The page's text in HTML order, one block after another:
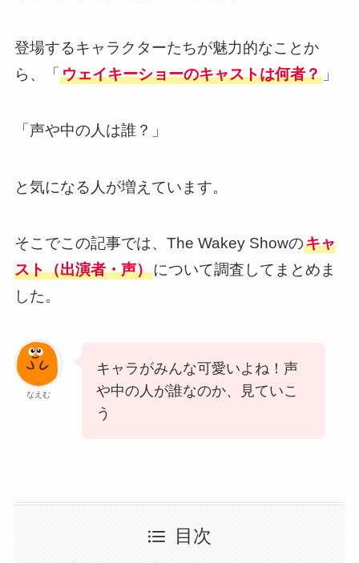
登場するキャラクターたちが魅力的なことか
ら、「ウェイキーショーのキャストは何者？」
「声や中の人は誰？」
と気になる人が増えています。
そこでこの記事では、The Wakey Showのキャ
スト（出演者・声）について調査してまとめま
した。
なえむ
キャラがみんな可愛いよね！声
や中の人が誰なのか、見ていこ
う
目次